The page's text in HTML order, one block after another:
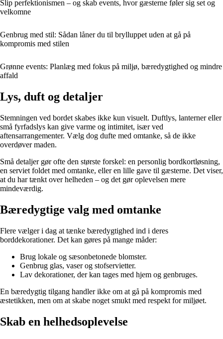
Slip perfektionismen – og skab events, hvor gæsterne føler sig set og
velkomne
Genbrug med stil: Sådan låner du til brylluppet uden at gå på
kompromis med stilen
Grønne events: Planlæg med fokus på miljø, bæredygtighed og mindre
affald
Lys, duft og detaljer
Stemningen ved bordet skabes ikke kun visuelt. Duftlys, lanterner eller
små fyrfadslys kan give varme og intimitet, især ved
aftensarrangementer. Vælg dog dufte med omtanke, så de ikke
overdøver maden.
Små detaljer gør ofte den største forskel: en personlig bordkortløsning,
en serviet foldet med omtanke, eller en lille gave til gæsterne. Det viser,
at du har tænkt over helheden – og det gør oplevelsen mere
mindeværdig.
Bæredygtige valg med omtanke
Flere vælger i dag at tænke bæredygtighed ind i deres
borddekorationer. Det kan gøres på mange måder:
Brug lokale og sæsonbetonede blomster.
Genbrug glas, vaser og stofservietter.
Lav dekorationer, der kan tages med hjem og genbruges.
En bæredygtig tilgang handler ikke om at gå på kompromis med
æstetikken, men om at skabe noget smukt med respekt for miljøet.
Skab en helhedsoplevelse